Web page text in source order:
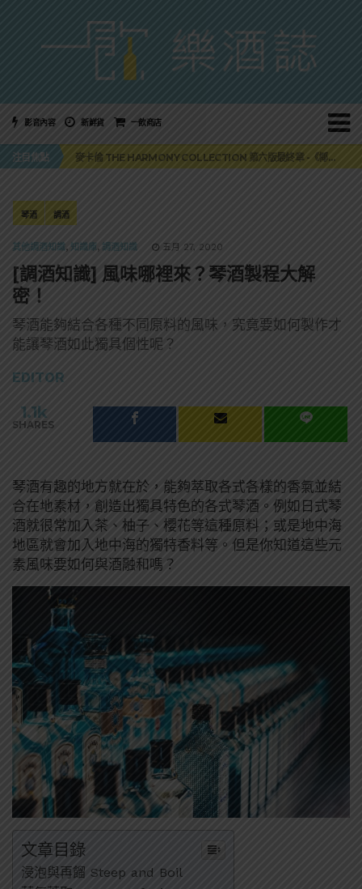
影音內容 新鮮貨 一飲商店
注目焦點
美國正式恢復蘇格蘭威士忌零關稅！烈酒產業再次迎來重磅利多
麥卡倫 THE HARMONY COLLECTION 第六版最終章 -《椰風煖韻》
角嗨尬炸物X爽快這一步，角瓶攜手頂呱呱 全新套餐限時登場
「MONSTER NIGHT OUT 魔爪特調之夜」盛夏刮起派對旋風！
美國正式恢復蘇格蘭威士忌零關稅！烈酒產業再次迎來重磅利多
琴酒 調酒
其他調酒知識, 知識庫 , 調酒知識 五月 27, 2020
[調酒知識] 風味哪裡來？琴酒製程大解
密！
琴酒能夠結合各種不同原料的風味，究竟要如何製作才
能讓琴酒如此獨具個性呢？
EDITOR
1.1k
SHARES
琴酒有趣的地方就在於，能夠萃取各式各樣的香氣並結
合在地素材，創造出獨具特色的各式琴酒。例如日式琴
酒就很常加入茶、柚子、櫻花等這種原料；或是地中海
地區就會加入地中海的獨特香料等。但是你知道這些元
素風味要如何與酒融和嗎？
文章目錄
浸泡與再餾 Steep and Boil